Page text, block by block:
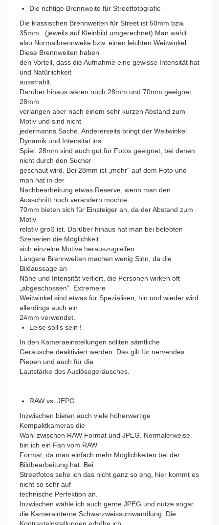
Die richtige Brennweite für Streetfotografie
Die klassischen Brennweiten für Street ist 50mm bzw.
35mm. (jeweils auf Kleinbild umgerechnet) Man wählt
also Normalbrennweite bzw. einen leichten Weitwinkel.
Diese Brennweiten haben
den Vorteil, dass die Aufnahme eine gewisse Intensität hat
und Natürlichkeit
ausstrahlt.
Darüber hinaus wären noch 28mm und 70mm geeignet.
28mm
verlangen aber nach einem sehr kurzen Abstand zum
Motiv und sind nicht
jedermanns Sache. Andererseits bringt der Weitwinkel
Dynamik und Intensität ins
Spiel. 28mm sind auch gut für Fotos geeignet, bei denen
nicht durch den Sucher
geschaut wird. Bei 28mm ist „mehr“ auf dem Foto und
man hat in der
Nachbearbeitung etwas Reserve, wenn man den
Ausschnitt noch verändern möchte.
70mm bieten sich für Einsteiger an, da der Abstand zum
Motiv
relativ groß ist. Darüber hinaus hat man bei belebten
Szenerien die Möglichkeit
sich einzelne Motive herauszugreifen.
Längere Brennweiten machen wenig Sinn, da die
Bildaussage an
Nähe und Intensität verliert, die Personen wirken oft
„abgeschossen“. Extremere
Weitwinkel sind etwas für Spezialisen, hin und wieder wird
allerdings auch ein
24mm verwendet.
Leise soll’s sein !
In den Kameraeinstellungen sollten sämtliche
Geräusche deaktiviert werden. Das gilt für nervendes
Piepen und auch für die
Lautstärke des Auslösegeräusches.
RAW vs. JEPG
Inzwischen bieten auch viele höherwertige
Kompaktkameras die
Wahl zwischen RAW Format und JPEG. Normalerweise
bin ich ein Fan vom RAW
Format, da man einfach mehr Möglichkeiten bei der
Bildbearbeitung hat. Bei
Streetfotos sehe ich das nicht ganz so eng, hier kommt es
nicht so sehr auf
technische Perfektion an.
Inzwischen wähle ich auch gerne JPEG und nutze sogar
die Kamerainterne Schwarzweissumwandlung. Die